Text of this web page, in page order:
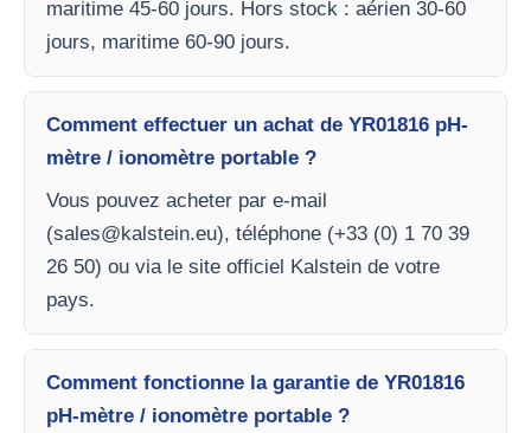
maritime 45-60 jours. Hors stock : aérien 30-60
jours, maritime 60-90 jours.
Comment effectuer un achat de YR01816 pH-
mètre / ionomètre portable ?
Vous pouvez acheter par e-mail
(sales@kalstein.eu), téléphone (+33 (0) 1 70 39
26 50) ou via le site officiel Kalstein de votre
pays.
Comment fonctionne la garantie de YR01816
pH-mètre / ionomètre portable ?